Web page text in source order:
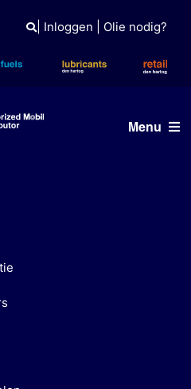
| Inloggen Olie nodig?
Menu